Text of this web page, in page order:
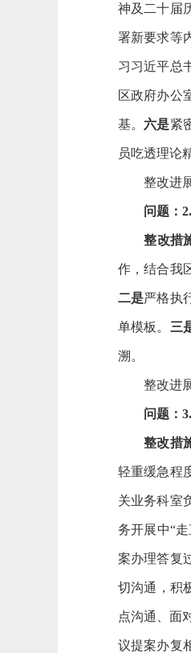
神及二十届
署新要求等
习习近平总
区政府办公
基。六是紧
员吃透理论
整改进
问题：
整改措
作，结合我
二是严格执
单模板。 三
溯。
整改进
问题：
整改措
轻重缓急程
关业务科室
务开展中“走
案办理答复
切沟通，积
点沟通、面
议提案办复